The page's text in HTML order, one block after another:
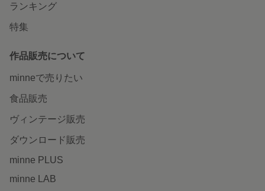
ランキング
特集
作品販売について
minneで売りたい
食品販売
ヴィンテージ販売
ダウンロード販売
minne PLUS
minne LAB